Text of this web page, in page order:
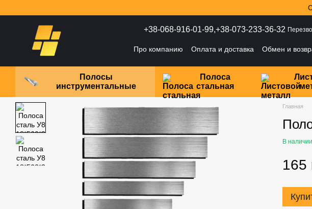
+38-068-916-01-99,+38-073-233-36-32
Про компанию Оплата и доставка Обмен и
Полосы
инструментальные
Полоса
стальная
Главная
В наличии
165